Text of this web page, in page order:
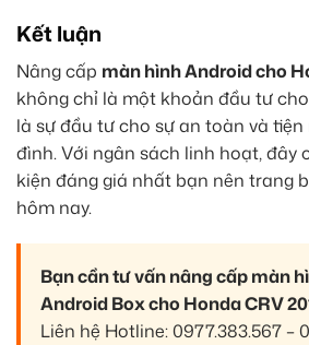
Kết luận
Nâng cấp màn hình Android cho
không chỉ là một khoản đầu tư
là sự đầu tư cho sự an toàn và
đình. Với ngân sách linh hoạt, đây
kiện đáng giá nhất bạn nên trang
hôm nay.
Bạn cần tư vấn nâng cấp màn
Android Box cho Honda CRV
Liên hệ Hotline: 0977.383.567 –